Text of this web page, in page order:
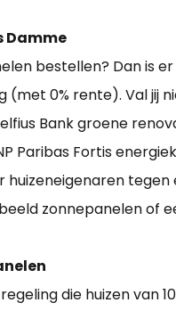
Damme
bestellen? Dan is
0% rente). Val jij
Bank groene
Paribas Fortis
huizeneigenaren
zonnepanelen of
die huizen van